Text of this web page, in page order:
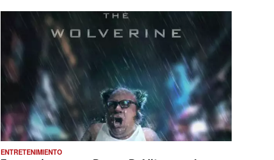
ENTRETENIMIENTO